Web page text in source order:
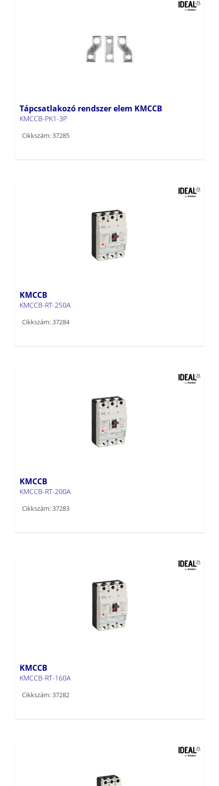
Tápcsatlakozó rendszer elem KMCCB
KMCCB-PK1-3P
Cikkszám: 37285
KMCCB
KMCCB-RT-250A
Cikkszám: 37284
KMCCB
KMCCB-RT-200A
Cikkszám: 37283
KMCCB
KMCCB-RT-160A
Cikkszám: 37282